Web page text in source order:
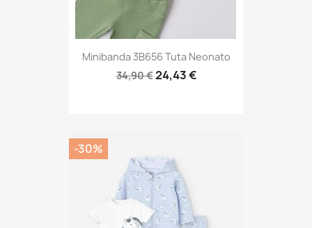
Minibanda 3B656 Tuta Neonato
34,90 €24,43 €
-30%